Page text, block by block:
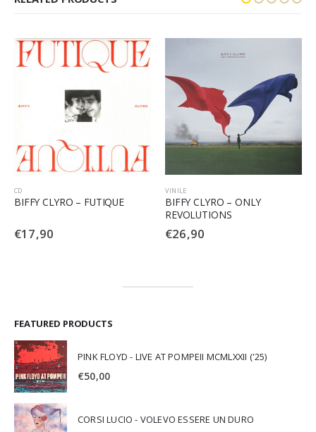
CD
BIFFY CLYRO – FUTIQUE
€17,90
VINILE
BIFFY CLYRO – ONLY
REVOLUTIONS
€26,90
FEATURED PRODUCTS
PINK FLOYD - LIVE AT POMPEII MCMLXXII ('25)
€50,00
CORSI LUCIO - VOLEVO ESSERE UN DURO